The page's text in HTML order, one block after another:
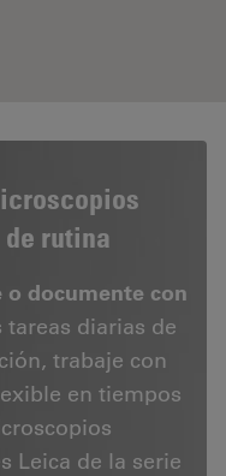
rutina
o documente con
tareas diarias de
trabaje con
en tiempos
Leica de la serie